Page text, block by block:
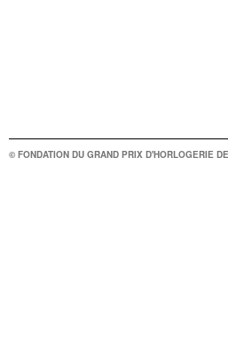
© FONDATION DU GRAND PRIX D'HORLOGERIE